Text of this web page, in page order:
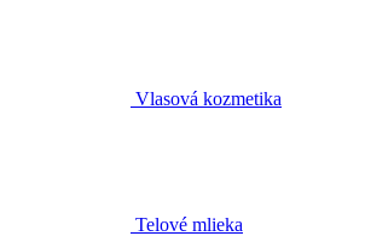
Vlasová kozmetika
Telové mlieka